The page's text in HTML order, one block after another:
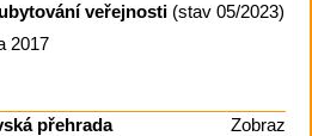
veřejnosti (stav 05/2023)
2017
přehrada
Zobraz